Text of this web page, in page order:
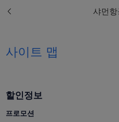
샤먼
사이트 맵
할인정보
프로모션